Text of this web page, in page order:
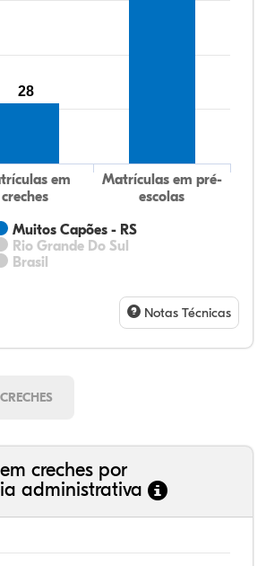
Muitos Capões - RS
Rio Grande Do Sul
Brasil
em
creches
Matrículas em pré-
escolas
28
Notas Técnicas
creches por
administrativa